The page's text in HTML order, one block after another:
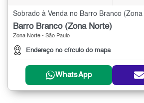
Barro Branco (Zona Norte)
Zona Norte - São Paulo
Endereço no círculo do mapa
WhatsApp